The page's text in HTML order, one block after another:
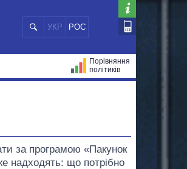
УКР РОС
Порівняння
політиків
за програмою «Пакунок
надходять: що потрібно